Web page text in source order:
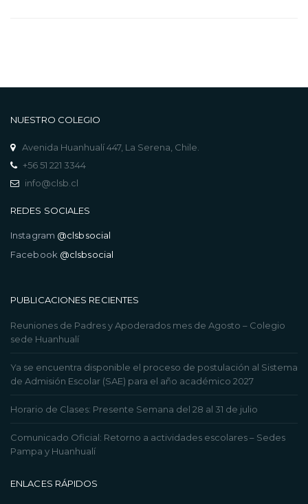
NUESTRO COLEGIO
Avenida Huanhualí 447, La Serena, Chile.
+56 51 221 3344
info@clsb.cl
REDES SOCIALES
Instagram @clsbsocial
Facebook @clsbsocial
PUBLICACIONES RECIENTES
Reuniones de Padres y Apoderados mes de Agosto – Colegio
sede Huanhualí
Ya se encuentra disponible el proceso de postulación al Sistema
de Admisión Escolar (SAE) para el año académico 2027
Horario de Clases: Presente Semana del 28 al 31 de julio
Comunicado Oficial: Retorno a actividades escolares – Sedes
Pampa y Huanhualí
ENLACES RÁPIDOS